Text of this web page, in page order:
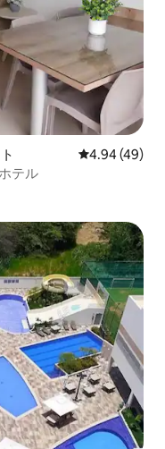
レビュー49
4.94 (49)
テル